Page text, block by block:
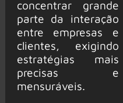
concentrar grande
parte da interação
entre empresas e
clientes, exigindo
estratégias mais
precisas e
mensuráveis.